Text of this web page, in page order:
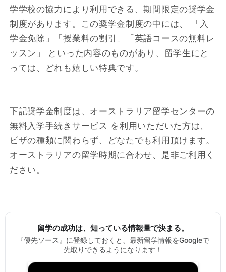
学学校の協力により利用できる、期間限定の奨学金
制度があります。この奨学金制度の中には、 「入
学金免除」「授業料の割引」「英語コースの無料レ
ッスン」 といった内容のものがあり、留学生にと
っては、どれも嬉しい特典です。
下記奨学金制度は、オーストラリア留学センターの
無料入学手続きサービス を利用いただいた方は、
ビザの種類に関わらず、どなたでも利用頂けます。
オーストラリアの留学時期に合わせ、是非ご利用く
ださい。
留学の成功は、知っている情報量で決まる。
『優先ソース』に登録しておくと、最新留学情報をGoogleで
先取りできるようになります！